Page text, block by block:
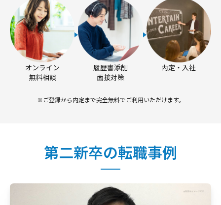
オンライン
無料相談
履歴書添削
面接対策
内定・入社
※ご登録から内定まで完全無料でご利用いただけます。
第二新卒の転職事例